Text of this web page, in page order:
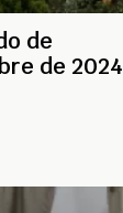
de
de 2024